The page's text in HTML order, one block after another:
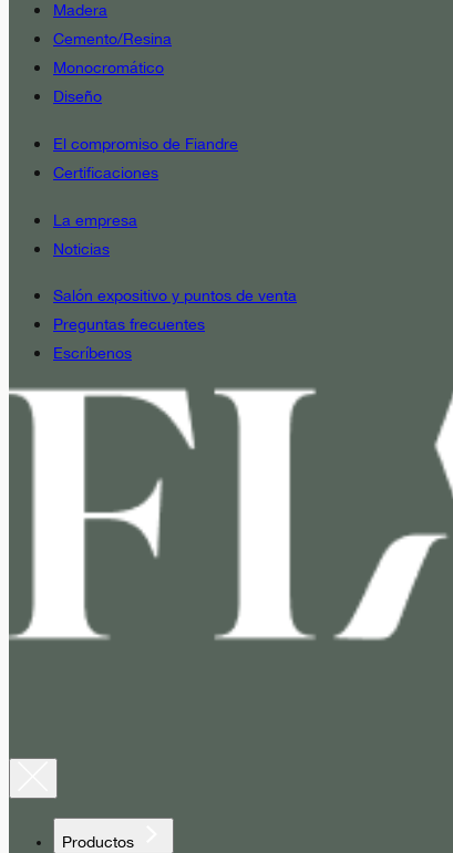
Madera
Cemento/Resina
Monocromático
Diseño
El compromiso de Fiandre
Certificaciones
La empresa
Noticias
Salón expositivo y puntos de venta
Preguntas frecuentes
Escríbenos
Productos